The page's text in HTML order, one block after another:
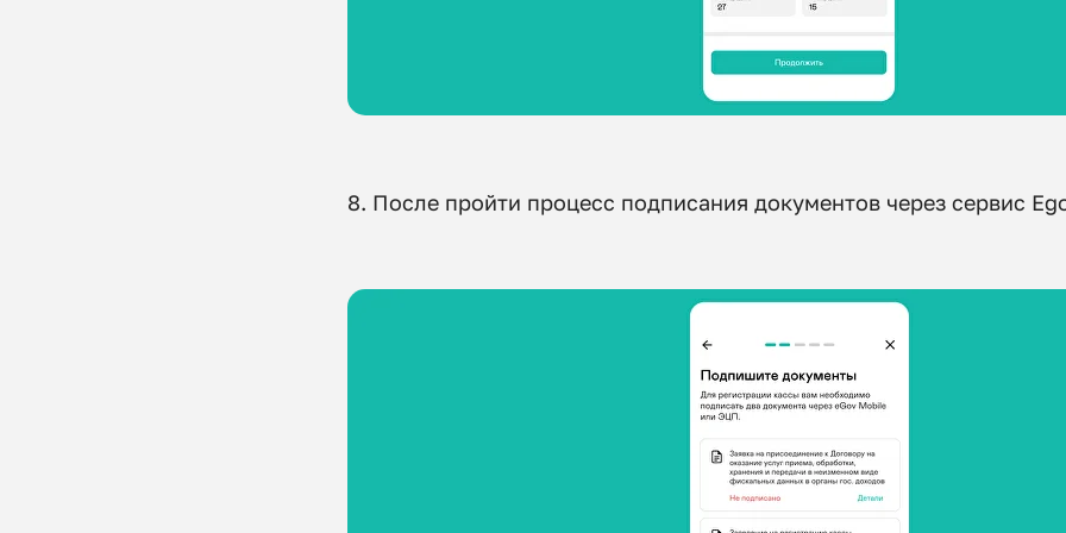
8. После пройти процесс подписания документов через сервис